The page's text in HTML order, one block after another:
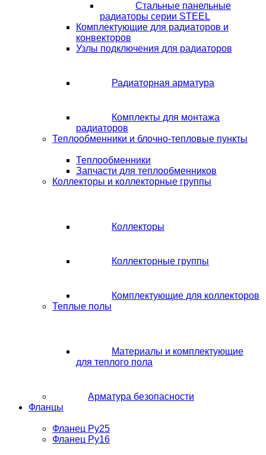
Стальные панельные
радиаторы серии STEEL
Комплектующие для радиаторов и
конвекторов
Узлы подключения для радиаторов
Радиаторная арматура
Комплекты для монтажа
радиаторов
Теплообменники и блочно-тепловые пункты
Теплообменники
Запчасти для теплообменников
Коллекторы и коллекторные группы
Коллекторы
Коллекторные группы
Комплектующие для коллекторов
Теплые полы
Материалы и комплектующие
для теплого пола
Арматура безопасности
Фланцы
Фланец Ру25
Фланец Ру16